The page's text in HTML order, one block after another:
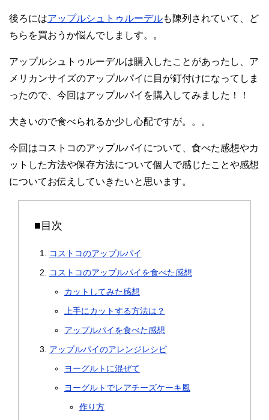
後ろにはアップルシュトゥルーデルも陳列されていて、ど
ちらを買おうか悩んでしましす。。
アップルシュトゥルーデルは購入したことがあったし、ア
メリカンサイズのアップルパイに目が釘付けになってしま
ったので、今回はアップルパイを購入してみました！！
大きいので食べられるか少し心配ですが。。。
今回はコストコのアップルパイについて、食べた感想やカ
ットした方法や保存方法について個人で感じたことや感想
についてお伝えしていきたいと思います。
■目次
コストコのアップルパイ
コストコのアップルパイを食べた感想
カットしてみた感想
上手にカットする方法は？
アップルパイを食べた感想
アップルパイのアレンジレシピ
ヨーグルトに混ぜて
ヨーグルトでレアチーズケーキ風
作り方